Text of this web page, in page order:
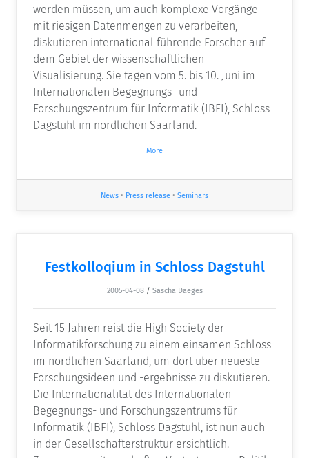
werden müssen, um auch komplexe Vorgänge
mit riesigen Datenmengen zu verarbeiten,
diskutieren international führende Forscher auf
dem Gebiet der wissenschaftlichen
Visualisierung. Sie tagen vom 5. bis 10. Juni im
Internationalen Begegnungs- und
Forschungszentrum für Informatik (IBFI), Schloss
Dagstuhl im nördlichen Saarland.
More
News • Press release • Seminars
Festkolloqium in Schloss Dagstuhl
2005-04-08 / Sascha Daeges
Seit 15 Jahren reist die High Society der
Informatikforschung zu einem einsamen Schloss
im nördlichen Saarland, um dort über neueste
Forschungsideen und -ergebnisse zu diskutieren.
Die Internationalität des Internationalen
Begegnungs- und Forschungszentrums für
Informatik (IBFI), Schloss Dagstuhl, ist nun auch
in der Gesellschafterstruktur ersichtlich.